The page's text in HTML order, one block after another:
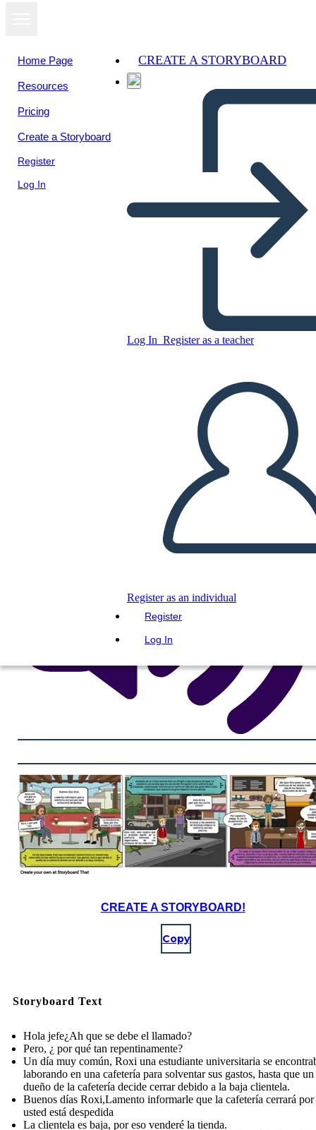
Home Page
Resources
Pricing
Create a Storyboard
Register
Log In
CREATE A STORYBOARD
Log In Register as a teacher
Register as an individual
Register
Log In
UNA OCIÓN
CREATE A STORYBOARD
PLAY SLIDESHOW
READ TO ME
View as
slideshow
CREATE A STORYBOARD!
Copy
Storyboard Text
Hola jefe¿Ah que se debe el llamado?
Pero, ¿ por qué tan repentinamente?
Un día muy común, Roxi una estudiante universitaria se
laborando en una cafetería para solventar sus gastos, hasta que
dueño de la cafetería decide cerrar debido a la baja clientela.
Buenos días Roxi,Lamento informarle que la cafetería cerrará por
usted está despedida
La clientela es baja, por eso venderé la tienda.